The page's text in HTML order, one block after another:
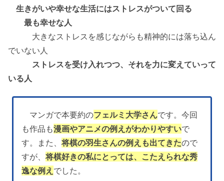
生きがいや幸せな生活にはストレスがついて回る
最も幸せな人
大きなストレスを感じながらも精神的には落ち込ん
でいない人
ストレスを受け入れつつ、それを力に変えていって
いる人
マンガで本要約のフェルミ大学さんです。今回
も作品も漫画やアニメの例えがわかりやすいで
す。また、将棋の羽生さんの例えも出てきたので
すが、将棋好きの私にとっては、こたえられな秀
逸な例え でした。